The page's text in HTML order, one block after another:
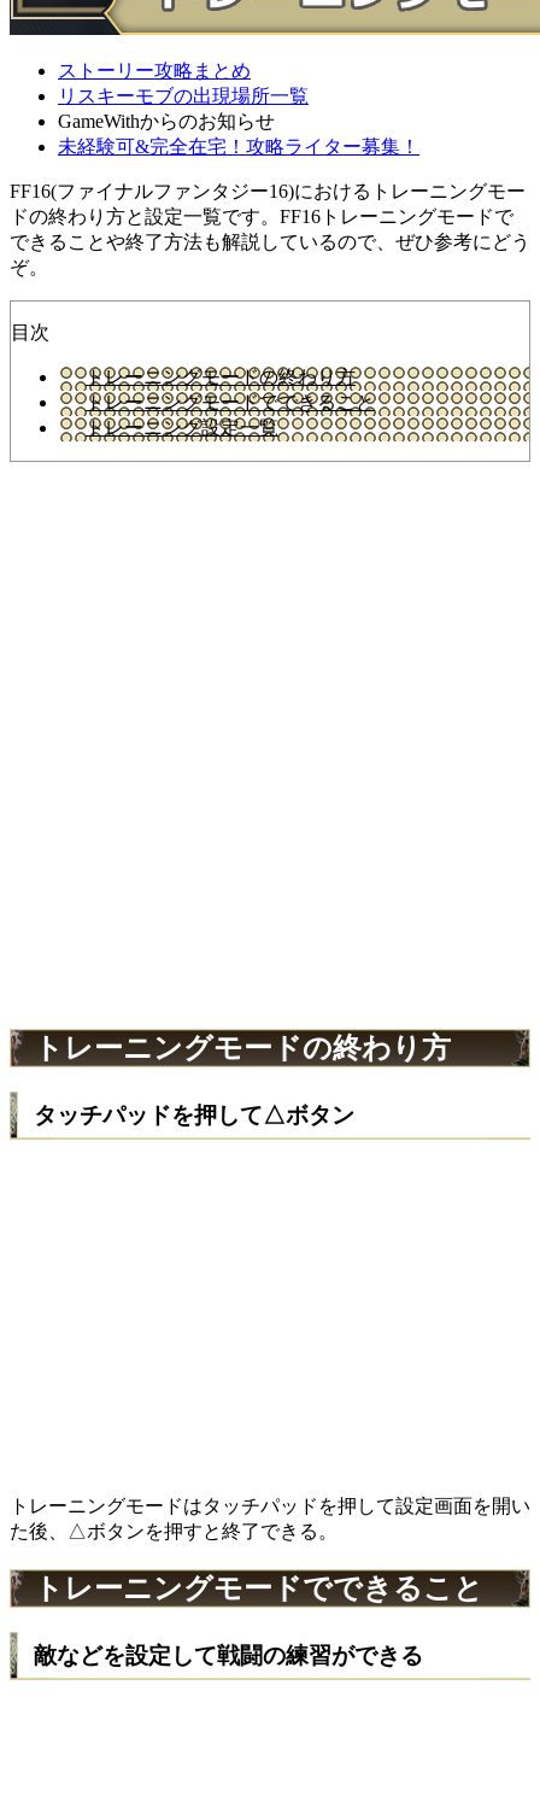
ストーリー攻略まとめ
リスキーモブの出現場所一覧
GameWithからのお知らせ
未経験可&完全在宅！攻略ライター募集！
FF16(ファイナルファンタジー16)におけるトレーニングモー
ドの終わり方と設定一覧です。FF16トレーニングモードで
できることや終了方法も解説しているので、ぜひ参考にどう
ぞ。
目次
トレーニングモードの終わり方
トレーニングモードでできること
トレーニング設定一覧
トレーニングモードの終わり方
タッチパッドを押して△ボタン
トレーニングモードはタッチパッドを押して設定画面を開い
た後、△ボタンを押すと終了できる。
トレーニングモードでできること
敵などを設定して戦闘の練習ができる